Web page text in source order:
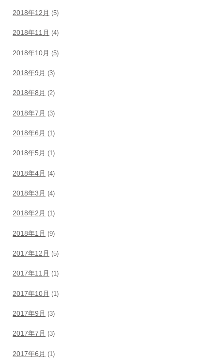
2018年12月 (5)
2018年11月 (4)
2018年10月 (5)
2018年9月 (3)
2018年8月 (2)
2018年7月 (3)
2018年6月 (1)
2018年5月 (1)
2018年4月 (4)
2018年3月 (4)
2018年2月 (1)
2018年1月 (9)
2017年12月 (5)
2017年11月 (1)
2017年10月 (1)
2017年9月 (3)
2017年7月 (3)
2017年6月 (1)